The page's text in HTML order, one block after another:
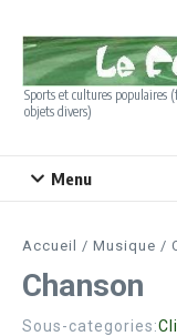
Sports et cultures populaires
objets divers)
Menu
Accueil / Musique /
Chanson
Sous-categories: